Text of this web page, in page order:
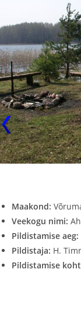
Maakond:
Veekogu nimi:
Pildistamise aeg:
Pildistaja: H.
Pildistamise